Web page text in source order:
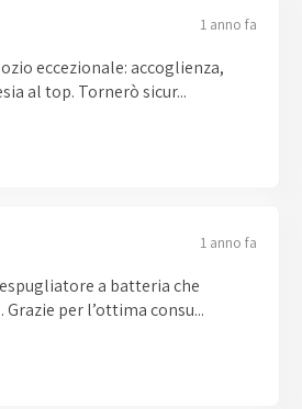
1 anno fa
eccezionale: accoglienza,
al top. Tornerò sicur...
1 anno fa
a batteria che
per l’ottima consu...